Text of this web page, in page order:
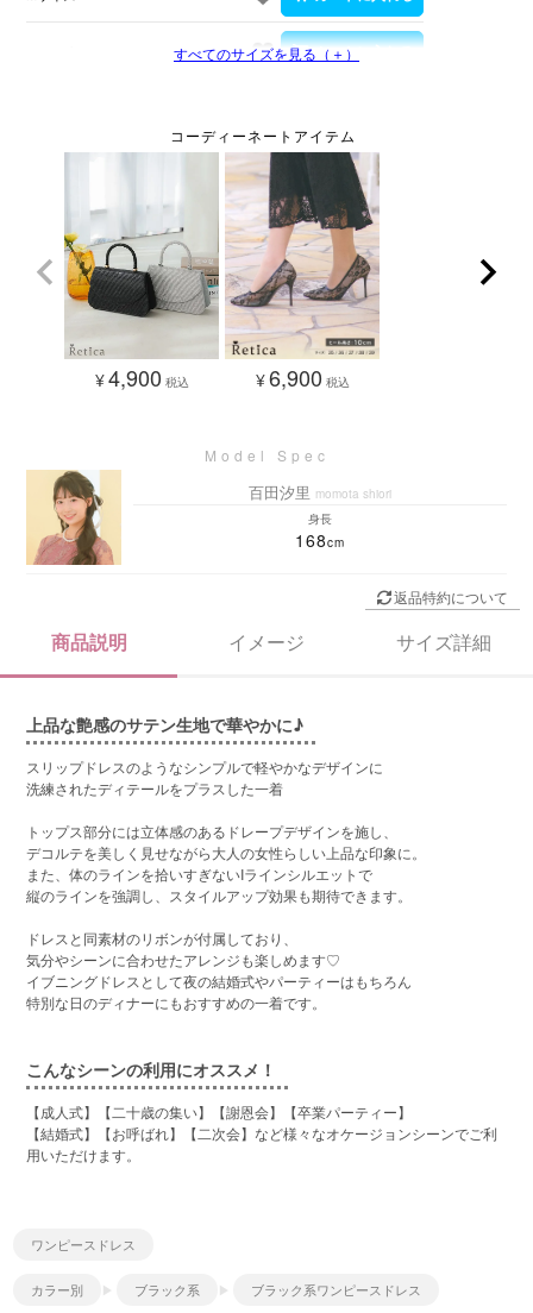
すべてのサイズを見る（＋）
¥4,900 税込 ¥6,900 税込
百田汐里 momota shiori
身長
168
返品特約について
商品説明 イメージ サイズ詳細
上品な艶感のサテン生地で華やかに♪
スリップドレスのようなシンプルで軽やかなデザインに
洗練されたディテールをプラスした一着
トップス部分には立体感のあるドレープデザインを施し、
デコルテを美しく見せながら大人の女性らしい上品な印象に。
また、体のラインを拾いすぎないIラインシルエットで
縦のラインを強調し、スタイルアップ効果も期待できます。
ドレスと同素材のリボンが付属しており、
気分やシーンに合わせたアレンジも楽しめます♡
イブニングドレスとして夜の結婚式やパーティーはもちろん
特別な日のディナーにもおすすめの一着です。
こんなシーンの利用にオススメ！
【成人式】【二十歳の集い】【謝恩会】【卒業パーティー】
【結婚式】【お呼ばれ】【二次会】など様々なオケージョンシーンでご利
用いただけます。
ワンピースドレス
カラー別 ブラック系 ブラック系ワンピースドレス